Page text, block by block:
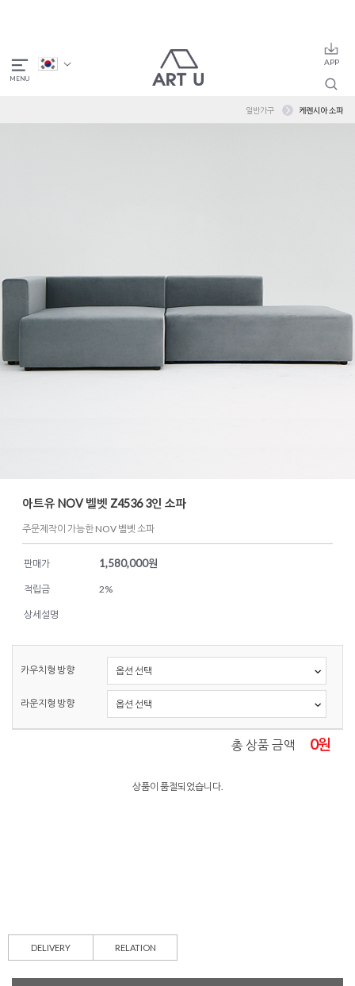
일반가구 케렌시아 소파
아트유 NOV 벨벳 Z4536 3인 소파
주문제작이 가능한 NOV 벨벳 소파
판매가 1,580,000원
적립금 2%
상세설명
카우치형 방향
라운지형 방향
총 상품 금액 0원
상품이 품절되었습니다.
DELIVERY RELATION